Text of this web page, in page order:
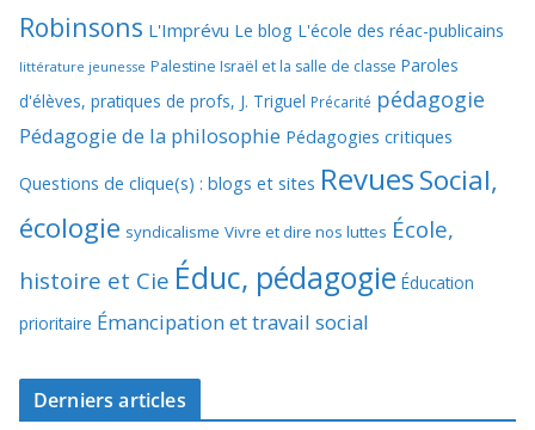
Robinsons L'Imprévu Le blog L'école des réac-publicains
littérature jeunesse Palestine Israël et la salle de classe Paroles
d'élèves, pratiques de profs, J. Triguel Précarité pédagogie
Pédagogie de la philosophie Pédagogies critiques
Questions de clique(s) : blogs et sites RevuesSocial,
écologie syndicalisme Vivre et dire nos luttes École,
histoire et Cie Éduc, pédagogie Éducation
prioritaire Émancipation et travail social
Derniers articles